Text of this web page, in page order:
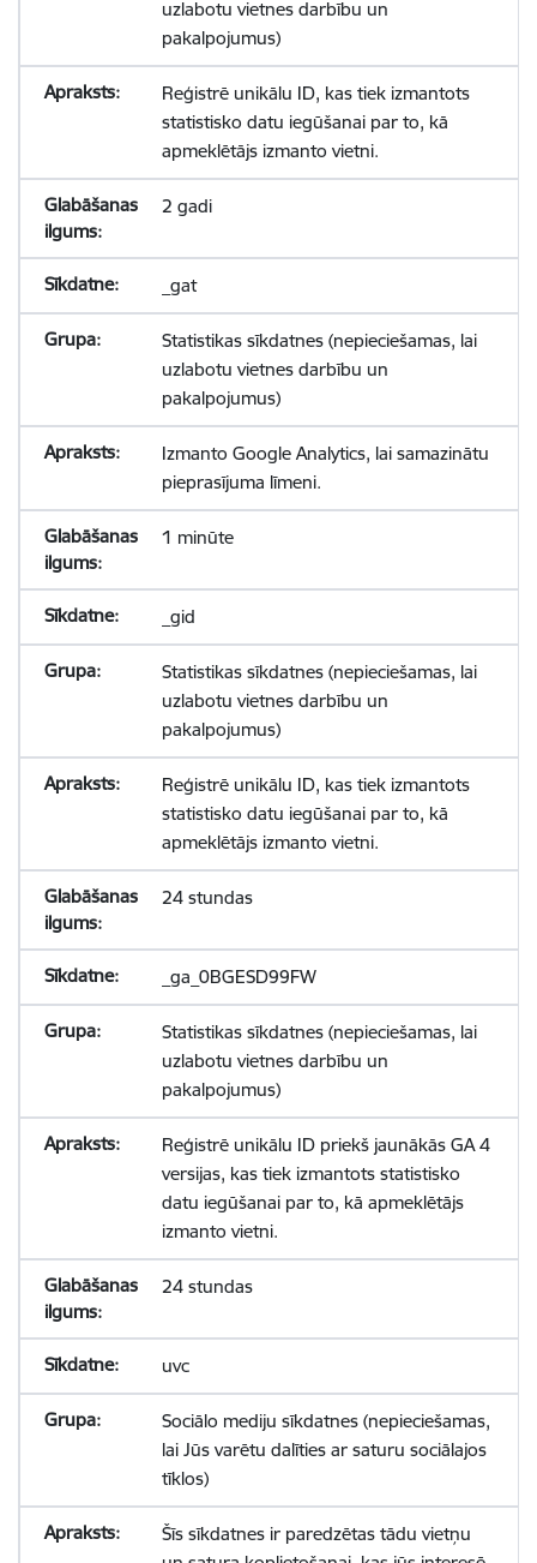
uzlabotu vietnes darbību un
pakalpojumus)
Reģistrē unikālu ID, kas tiek izmantots
statistisko datu iegūšanai par to, kā
apmeklētājs izmanto vietni.
2 gadi
_gat
Statistikas sīkdatnes (nepieciešamas, lai
uzlabotu vietnes darbību un
pakalpojumus)
Izmanto Google Analytics, lai samazinātu
pieprasījuma līmeni.
1 minūte
_gid
Statistikas sīkdatnes (nepieciešamas, lai
uzlabotu vietnes darbību un
pakalpojumus)
Reģistrē unikālu ID, kas tiek izmantots
statistisko datu iegūšanai par to, kā
apmeklētājs izmanto vietni.
24 stundas
_ga_0BGESD99FW
Statistikas sīkdatnes (nepieciešamas, lai
uzlabotu vietnes darbību un
pakalpojumus)
Reģistrē unikālu ID priekš jaunākās GA 4
versijas, kas tiek izmantots statistisko
datu iegūšanai par to, kā apmeklētājs
izmanto vietni.
24 stundas
uvc
Sociālo mediju sīkdatnes (nepieciešamas,
lai Jūs varētu dalīties ar saturu sociālajos
tīklos)
Šīs sīkdatnes ir paredzētas tādu vietņu